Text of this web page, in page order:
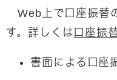
Web上で口座振替
す。詳しくは 口座振
書面による口座